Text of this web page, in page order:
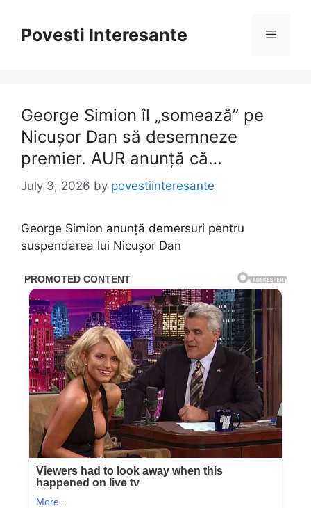
contentPovesti Interesante Menu
George Simion îl „somează” pe
Nicușor Dan să desemneze
premier. AUR anunță că…
July 3, 2026 by povestiinteresante
George Simion anunță demersuri pentru
suspendarea lui Nicușor Dan